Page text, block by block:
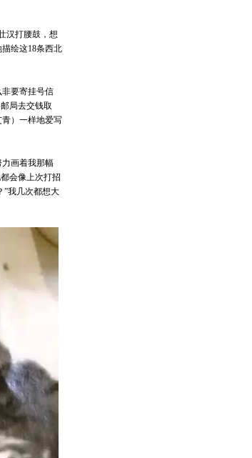
汉打腰鼓，想
绘这18条西北
要寄挂号信
局去交钱取
）一样地爱写
画着我那幅
会像上次打招
”我几次都想大